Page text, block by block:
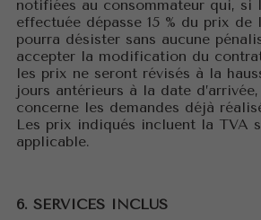
notifiées au consommateur qui, si
effectuée dépasse 15 % du prix de
pourra désister sans aucune
accepter la modification du
les prix ne seront révisés à la
jours antérieurs à la date
concerne les demandes déjà
Les prix indiqués incluent la TVA
applicable.
6. SERVICES INCLUS